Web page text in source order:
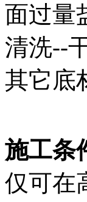
面过量
清洗--
其它底
施工条
仅可在